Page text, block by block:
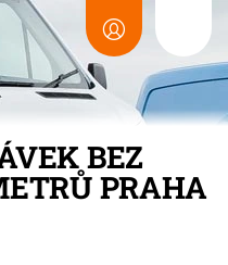
BEZ
PRAHA